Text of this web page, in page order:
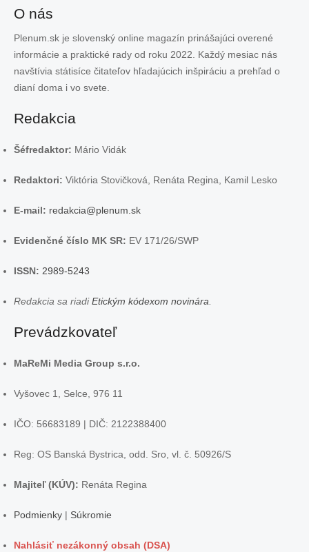
O nás
Plenum.sk je slovenský online magazín prinášajúci overené
informácie a praktické rady od roku 2022. Každý mesiac nás
navštívia státisíce čitateľov hľadajúcich inšpiráciu a prehľad o
dianí doma i vo svete.
Redakcia
Šéfredaktor: Mário Vidák
Redaktori: Viktória Stovičková, Renáta Regina, Kamil Lesko
E-mail: redakcia@plenum.sk
Evidenčné číslo MK SR: EV 171/26/SWP
ISSN: 2989-5243
Redakcia sa riadiEtickým kódexom novinára
Prevádzkovateľ
MaReMi Media Group s.r.o.
Vyšovec 1, Selce, 976 11
IČO: 56683189 | DIČ: 2122388400
Reg: OS Banská Bystrica, odd. Sro, vl. č. 50926/S
Majiteľ (KÚV): Renáta Regina
Podmienky | Súkromie
Nahlásiť nezákonný obsah (DSA)